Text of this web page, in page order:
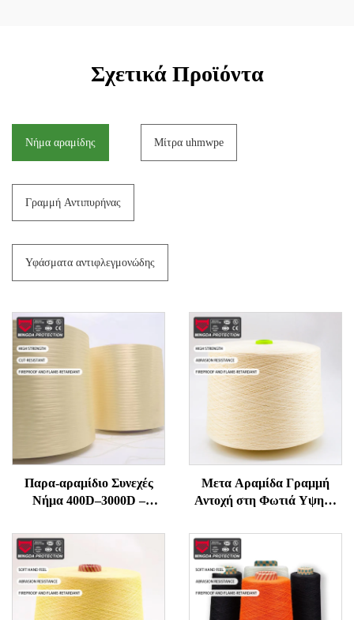
Σχετικά Προϊόντα
Νήμα αραμίδης Μίτρα uhmwpe
Γραμμή Αντιπυρήνας
Υφάσματα αντιφλεγμονώδης
Παρα-αραμίδιο Συνεχές
Νήμα 400D–3000D –
Ανθεκτικό σε Φλόγα και
Κοπή για Γάντια, Σχοινιά,
Ραπτικά Προστασίας
Μετα Αραμίδα Γραμμή
Αντοχή στη Φωτιά Υψηλή
Αντιφλεγμονική για Ράπτη
και Πλέξιμο Υψηλής
Δύναμης Τεχνική Γραμμή